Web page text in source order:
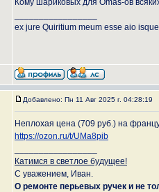
Кому шариковых для Omas-ов
ex jure Quiritium meum esse aio
Добавлено: Пн 11 Авг 2025 г. 04:28:19
Неплохая цена (709 руб.) на
https://ozon.ru/t/UMa8pib
Катимся в светлое будущее!
С уважением, Иван.
О ремонте перьевых ручек и не